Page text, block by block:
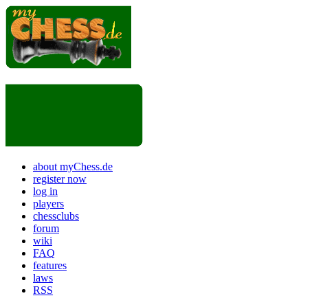
about myChess.de
register now
log in
players
chessclubs
forum
wiki
FAQ
features
laws
RSS